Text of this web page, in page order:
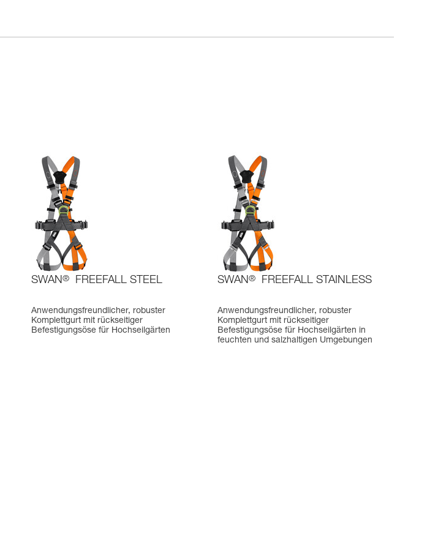
SWAN® FREEFALL STEEL
Anwendungsfreundlicher, robuster
Komplettgurt mit rückseitiger
Befestigungsöse für Hochseilgärten
SWAN® FREEFALL STAINLESS
Anwendungsfreundlicher, robuster
Komplettgurt mit rückseitiger
Befestigungsöse für Hochseilgärten in
feuchten und salzhaltigen Umgebungen